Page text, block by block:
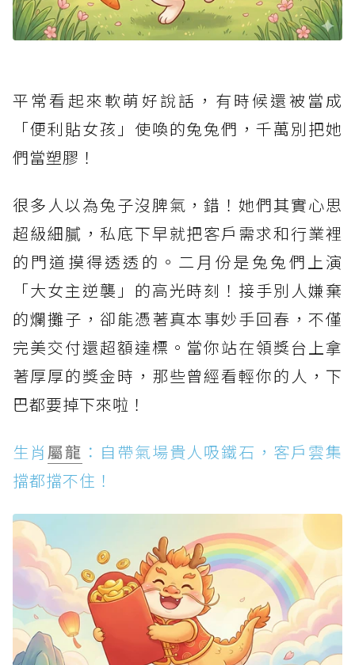
平常看起來軟萌好說話，有時候還被當成
「便利貼女孩」使喚的兔兔們，千萬別把她
們當塑膠！
很多人以為兔子沒脾氣，錯！她們其實心思
超級細膩，私底下早就把客戶需求和行業裡
的門道摸得透透的。二月份是兔兔們上演
「大女主逆襲」的高光時刻！接手別人嫌棄
的爛攤子，卻能憑著真本事妙手回春，不僅
完美交付還超額達標。當你站在領獎台上拿
著厚厚的獎金時，那些曾經看輕你的人，下
巴都要掉下來啦！
生肖 屬龍 ：自帶氣場貴人吸鐵石，客戶雲集
擋都擋不住！